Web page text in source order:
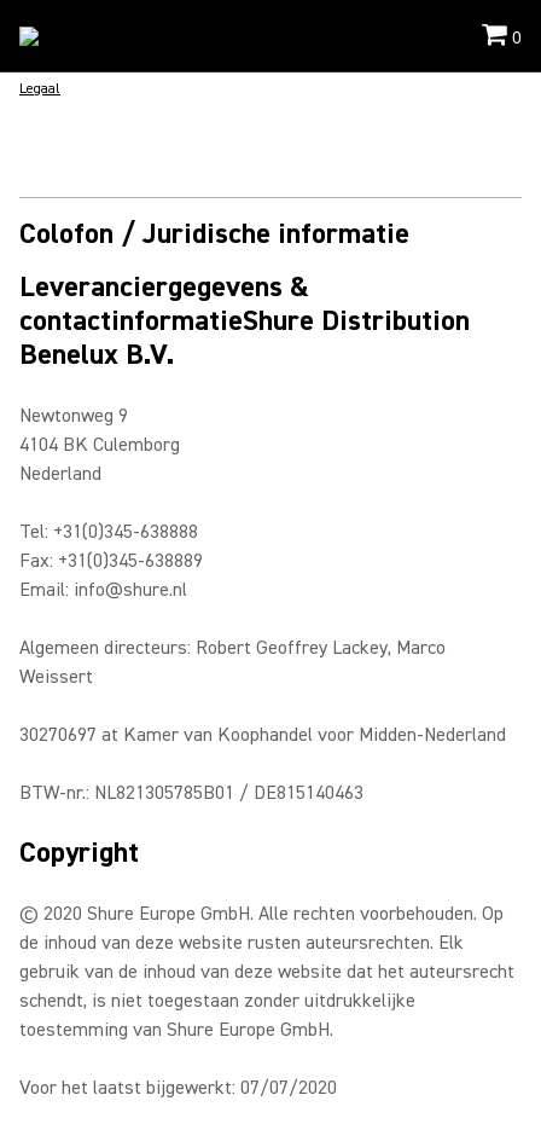
0
Legaal
Colofon / Juridische informatie
Leveranciergegevens &
contactinformatieShure Distribution
Benelux B.V.
Newtonweg 9
4104 BK Culemborg
Nederland
Tel: +31(0)345-638888
Fax: +31(0)345-638889
Email: info@shure.nl
Algemeen directeurs: Robert Geoffrey Lackey, Marco
Weissert
30270697 at Kamer van Koophandel voor Midden-Nederland
BTW-nr.: NL821305785B01 / DE815140463
Copyright
© 2020 Shure Europe GmbH. Alle rechten voorbehouden. Op
de inhoud van deze website rusten auteursrechten. Elk
gebruik van de inhoud van deze website dat het auteursrecht
schendt, is niet toegestaan zonder uitdrukkelijke
toestemming van Shure Europe GmbH.
Voor het laatst bijgewerkt: 07/07/2020